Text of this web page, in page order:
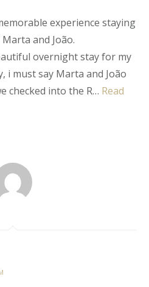
experience staying
and João.
overnight stay for my
i must say Marta and João
checked into the R… Read